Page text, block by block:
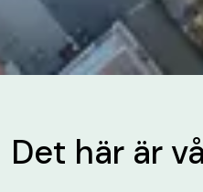
Det här är